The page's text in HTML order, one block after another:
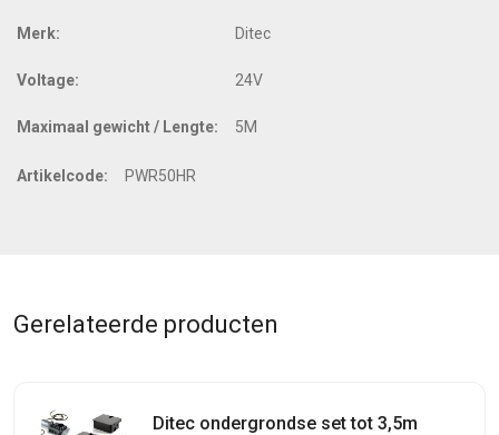
Merk: Ditec
Voltage: 24V
Maximaal gewicht / Lengte: 5M
Artikelcode: PWR50HR
Gerelateerde producten
Ditec ondergrondse set tot 3,5m